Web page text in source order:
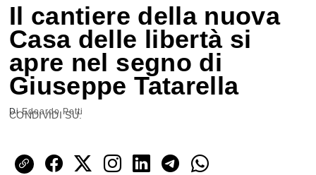
Il cantiere della nuova
Casa delle libertà si
apre nel segno di
Giuseppe Tatarella
DiEdoardo Petti
CONDIVIDI SU: